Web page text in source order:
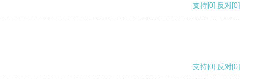
支持[0] 反对[0]
支持[0] 反对[0]